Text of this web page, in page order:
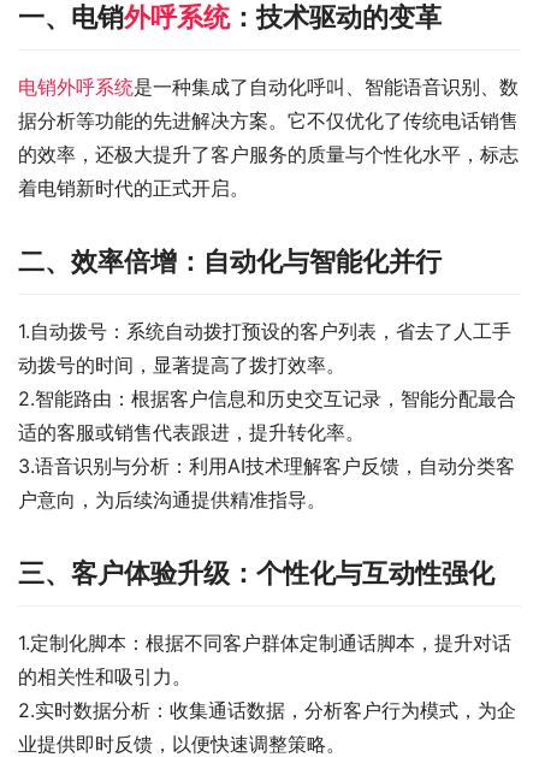
一、电销外呼系统：技术驱动的变革
电销外呼系统是一种集成了自动化呼叫、智能语音识别、数
据分析等功能的先进解决方案。它不仅优化了传统电话销售
的效率，还极大提升了客户服务的质量与个性化水平，标志
着电销新时代的正式开启。
二、效率倍增：自动化与智能化并行
1.自动拨号：系统自动拨打预设的客户列表，省去了人工手
动拨号的时间，显著提高了拨打效率。
2.智能路由：根据客户信息和历史交互记录，智能分配最合
适的客服或销售代表跟进，提升转化率。
3.语音识别与分析：利用AI技术理解客户反馈，自动分类客
户意向，为后续沟通提供精准指导。
三、客户体验升级：个性化与互动性强化
1.定制化脚本：根据不同客户群体定制通话脚本，提升对话
的相关性和吸引力。
2.实时数据分析：收集通话数据，分析客户行为模式，为企
业提供即时反馈，以便快速调整策略。